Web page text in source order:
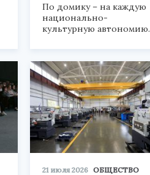
По домику – на каждую
национально-
культурную автономию.
21 июля 2026 ОБЩЕСТВО